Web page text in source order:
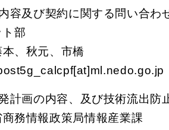
容及び契約に関する問い合わ
部
、秋元、市橋
計画の内容、及び技術流出防
務情報政策局情報産業課